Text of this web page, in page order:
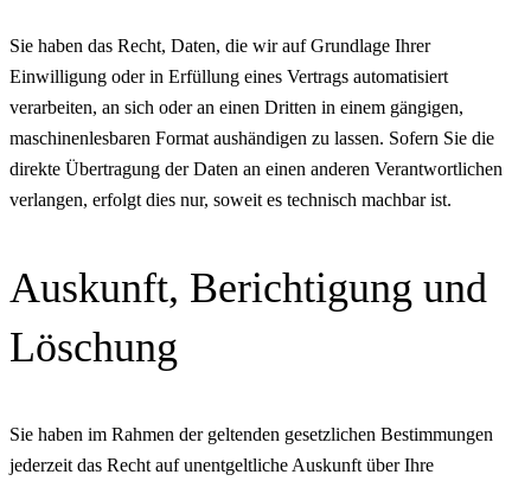
Sie haben das Recht, Daten, die wir auf Grundlage Ihrer
Einwilligung oder in Erfüllung eines Vertrags automatisiert
verarbeiten, an sich oder an einen Dritten in einem gängigen,
maschinenlesbaren Format aushändigen zu lassen. Sofern Sie die
direkte Übertragung der Daten an einen anderen Verantwortlichen
verlangen, erfolgt dies nur, soweit es technisch machbar ist.
Auskunft, Berichtigung und
Löschung
Sie haben im Rahmen der geltenden gesetzlichen Bestimmungen
jederzeit das Recht auf unentgeltliche Auskunft über Ihre